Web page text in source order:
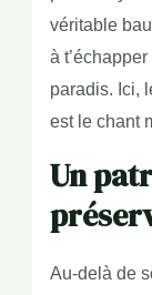
véritable
à
paradis. Ici,
est le chant
Un
Au-delà de